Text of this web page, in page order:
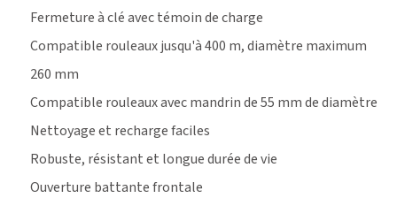
Fermeture à clé avec témoin de charge
Compatible rouleaux jusqu'à 400 m, diamètre maximum
260 mm
Compatible rouleaux avec mandrin de 55 mm de diamètre
Nettoyage et recharge faciles
Robuste, résistant et longue durée de vie
Ouverture battante frontale